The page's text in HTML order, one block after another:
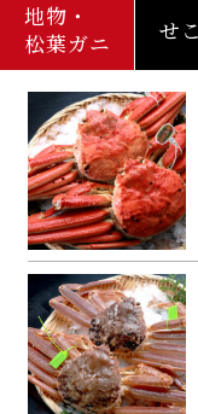
地物・
松葉ガニ
せ